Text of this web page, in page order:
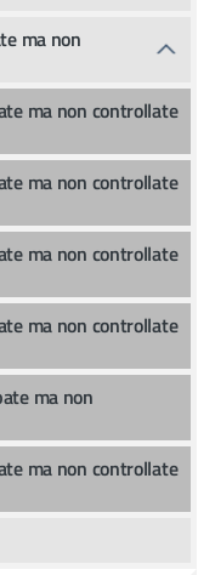
ma non
ma non controllate
ma non controllate
ma non controllate
ma non controllate
ma non
ma non controllate